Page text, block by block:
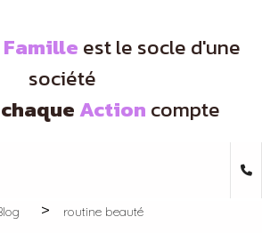
Famille est le socle d'une
société
chaqueAction compte
routine beauté